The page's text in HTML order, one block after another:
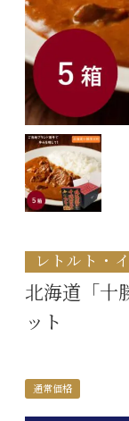
レトルト・
北海道「十
ット
通常価格